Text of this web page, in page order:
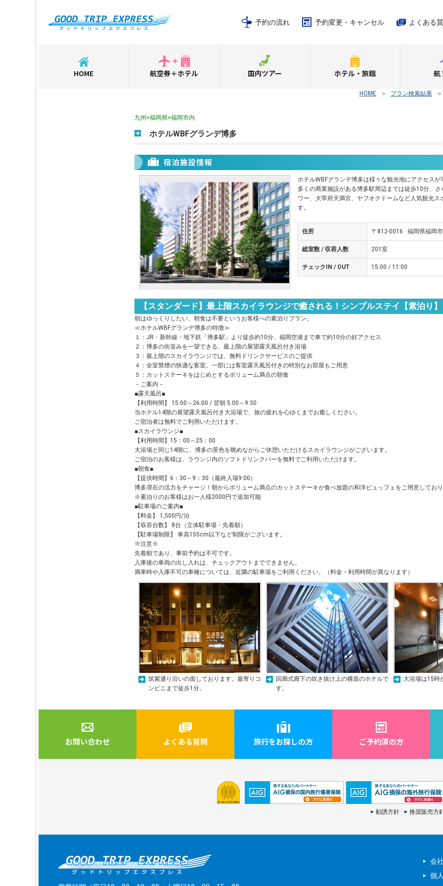
予約の流れ 予約変更・キャンセル よくある
HOME 航空券＋ホテル 国内ツアー ホテル・旅館
HOME ＞ プラン検索結果
九州>福岡県>福岡市内
ホテルWBFグランデ博多
ホテルWBFグランデ博多は様々な観光地にアクセスが
多くの商業施設がある博多駅周辺までは徒歩10分、
ワー、大宰府天満宮、ヤフオクドームなど人気観光ス
す。
住所 〒812-0016 福岡県福岡
総室数 / 収容人数 201室
チェックIN / OUT 15:00 / 11:00
【スタンダード】最上階スカイラウンジで癒される！シンプルステイ【素泊り】
朝はゆっくりしたい、朝食は不要というお客様への素泊りプラン。
≪ホテルWBFグランデ博多の特徴≫
１：JR・新幹線・地下鉄「博多駅」より徒歩約10分、福岡空港まで車で約10分の好アクセス
２：博多の街並みを一望できる、最上階の展望露天風呂付き浴場
３：最上階のスカイラウンジでは、無料ドリンクサービスのご提供
４：全室禁煙の快適な客室。一部には客室露天風呂付きの特別なお部屋もご用意
５：カットステーキをはじめとするボリューム満点の朝食
－ご案内－
■露天風呂■
【利用時間】 15:00～26:00 / 翌朝 5:00～9:30
当ホテル14階の展望露天風呂付き大浴場で、旅の疲れを心ゆくまでお癒しください。
ご宿泊者は無料でご利用いただけます。
■スカイラウンジ■
【利用時間】15：00～25：00
大浴場と同じ14階に、博多の景色を眺めながらご休憩いただけるスカイラウンジがございます。
ご宿泊のお客様は、ラウンジ内のソフトドリンクバーを無料でご利用いただけます。
■朝食■
【提供時間】6：30～9：30（最終入場9:00）
博多滞在の活力をチャージ！朝からボリューム満点のカットステーキが食べ放題の和洋ビュッフェをご用意してお
※素泊りのお客様はお一人様2000円で追加可能
■駐車場のご案内■
【料金】 1,500円/泊
【収容台数】 8台（立体駐車場・先着順）
【駐車場制限】 車高155cm以下など制限がございます。
※注意※
先着順であり、事前予約は不可です。
入庫後の車両の出し入れは、チェックアウトまでできません。
満車時や入庫不可の車種については、近隣の駐車場をご利用ください。（料金・利用時間が異なります）
筑紫通り沿いの面しております。最寄りコ
ンビニまで徒歩1分。
回廊式廊下の吹き抜け上の構造のホテルで
す。
大浴場は15時
お問い合わせ よくある質問 旅行をお探しの方 ご予約済の方
勧誘方針 推奨販売方
会
個